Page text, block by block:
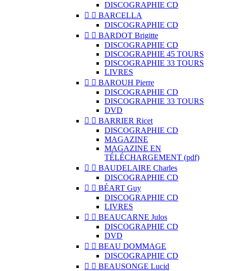
DISCOGRAPHIE CD
  BARCELLA
DISCOGRAPHIE CD
  BARDOT Brigitte
DISCOGRAPHIE CD
DISCOGRAPHIE 45 TOURS
DISCOGRAPHIE 33 TOURS
LIVRES
  BAROUH Pierre
DISCOGRAPHIE CD
DISCOGRAPHIE 33 TOURS
DVD
  BARRIER Ricet
DISCOGRAPHIE CD
MAGAZINE
MAGAZINE EN
TÉLÉCHARGEMENT (pdf)
  BAUDELAIRE Charles
DISCOGRAPHIE CD
  BÉART Guy
DISCOGRAPHIE CD
LIVRES
  BEAUCARNE Julos
DISCOGRAPHIE CD
DVD
  BEAU DOMMAGE
DISCOGRAPHIE CD
  BEAUSONGE Lucid